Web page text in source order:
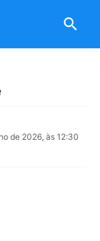
de 2026, às 12:30